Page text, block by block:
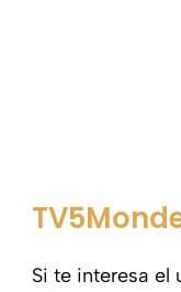
Si te interesa el